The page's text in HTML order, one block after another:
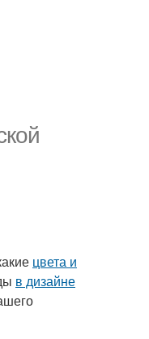
цвета и
в дизайне